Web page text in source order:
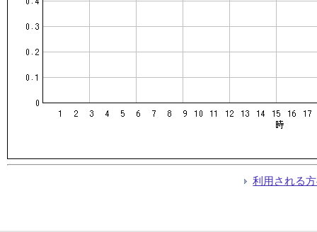
利用される